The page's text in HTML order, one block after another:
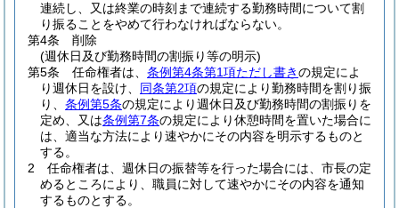
連続し、又は終業の時刻まで連続する勤務時間について割
り振ることをやめて行わなければならない。
第4条
削除
(週休日及び勤務時間の割振り等の明示)
第5条
任命権者は、 条例第4条第1項ただし書きの規定によ
り週休日を設け、 同条第2項の規定により勤務時間を割り振
り、 条例第5条の規定により週休日及び勤務時間の割振りを
定め、又は条例第7条の規定により休憩時間を置いた場合に
は、適当な方法により速やかにその内容を明示するものと
する。
2
任命権者は、週休日の振替等を行った場合には、市長の定
めるところにより、職員に対して速やかにその内容を通知
するものとする。